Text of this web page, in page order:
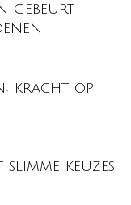
gebeurt
kracht op
slimme keuzes